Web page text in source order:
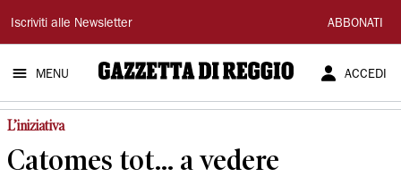
Gazzetta
di
Reggio
Iscriviti alle Newsletter ABBONATI
MENU ACCEDI
L’iniziativa
Catomes tot... a vedere